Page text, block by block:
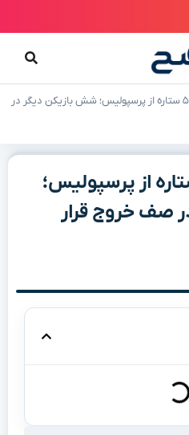
قطعیت جدایی ۵ ستاره از پرسپولیس؛ شش بازیکن دیگر در
جدایی ۵ ستاره از پرسپولیس؛
صف خروج قرار